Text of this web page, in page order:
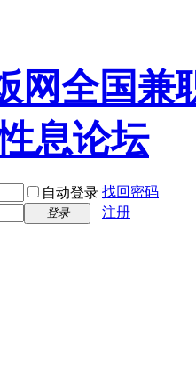
自动登录 找回密码
登录 注册